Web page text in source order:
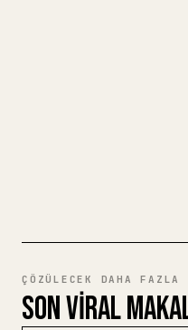
ÇÖZÜLECEK DAHA FAZLA
SON VIRAL